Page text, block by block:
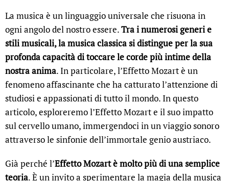
La musica è un linguaggio universale che risuona in
ogni angolo del nostro essere.Tra i numerosi generi e
stili musicali, la musica classica si distingue per la sua
profonda capacità di toccare le corde più intime della
nostra anima. In particolare, l’Effetto Mozart è un
fenomeno affascinante che ha catturato l’attenzione di
studiosi e appassionati di tutto il mondo. In questo
articolo, esploreremo l’Effetto Mozart e il suo impatto
sul cervello umano, immergendoci in un viaggio sonoro
attraverso le sinfonie dell’immortale genio austriaco.
Già perché l’Effetto Mozart è molto più di una semplice
teoria. È un invito a sperimentare la magia della musica